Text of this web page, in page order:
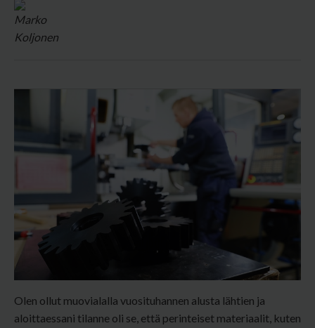
Olen ollut muovialalla vuosituhannen alusta lähtien ja
aloittaessani tilanne oli se, että perinteiset materiaalit, kuten